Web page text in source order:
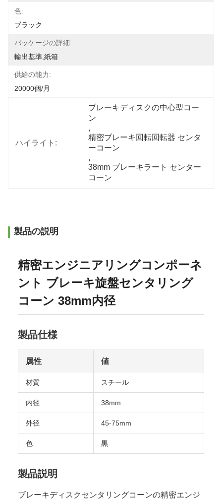
色:
ブラック
パッケージの詳細:
輸出基準,紙箱
供給の能力:
20000個/月
ハイライト:
ブレーキディスクの中心型コー
ン
,
精密ブレーキ回転回転器 センタ
ーコーン
,
38mm ブレーキラート センター
コーン
製品の説明
精密エンジニアリングコンポーネ
ント ブレーキ旋盤センタリング
コーン 38mm内径
製品仕様
属性 値
材質 スチール
内径 38mm
外径 45-75mm
色 黒
製品説明
ブレーキディスクセンタリングコーンの精密エンジ